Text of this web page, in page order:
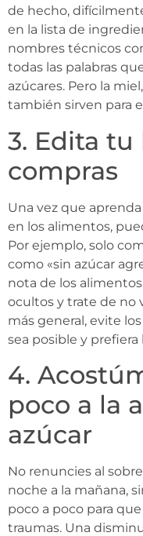
de hecho,
en la lista de
nombres técnicos
todas las palabras
azúcares. Pero la
también sirven para
3. Edita tu
compras
Una vez que
en los alimentos,
Por ejemplo, solo
como «sin azúcar
nota de los
ocultos y trate de no
más general, evite
sea posible y prefiera
4.
poco a la
azúcar
No renuncies al
noche a la mañana,
poco a poco para
traumas. Una